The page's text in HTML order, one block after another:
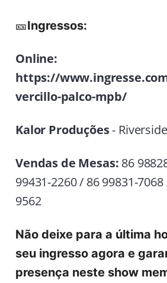
🎫Ingressos:
Online:
https://
vercillo-palco-mpb/
Kalor Produções-
Vendas de Mesas: 86
99431-2260/ 86 99831-7068
9562
Não deixe para a última
seu ingresso agora e
presença neste show